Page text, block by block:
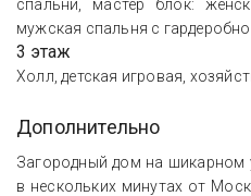
спальни, мастер блок:
мужская спальня с
3 этаж
Холл, детская игровая,
Дополнительно
Загородный дом на шикарном
в нескольких минутах от